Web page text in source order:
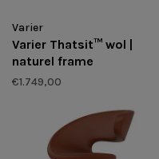
Varier
Varier Thatsit™ wol |
naturel frame
€1.749,00